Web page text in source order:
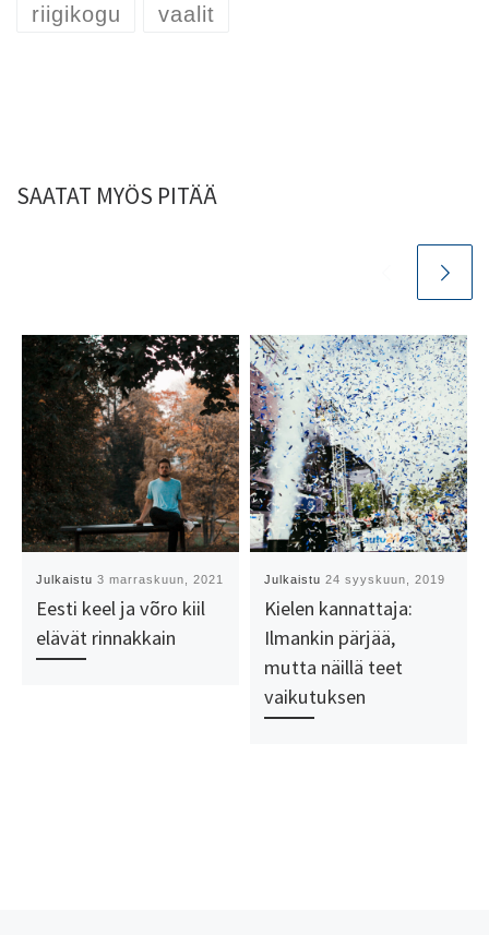
riigikogu vaalit
SAATAT MYÖS PITÄÄ
Julkaistu3 marraskuun, 2021
Eesti keel ja võro kiil
elävät rinnakkain
Julkaistu24 syyskuun, 2019
Kielen kannattaja:
Ilmankin pärjää,
mutta näillä teet
vaikutuksen